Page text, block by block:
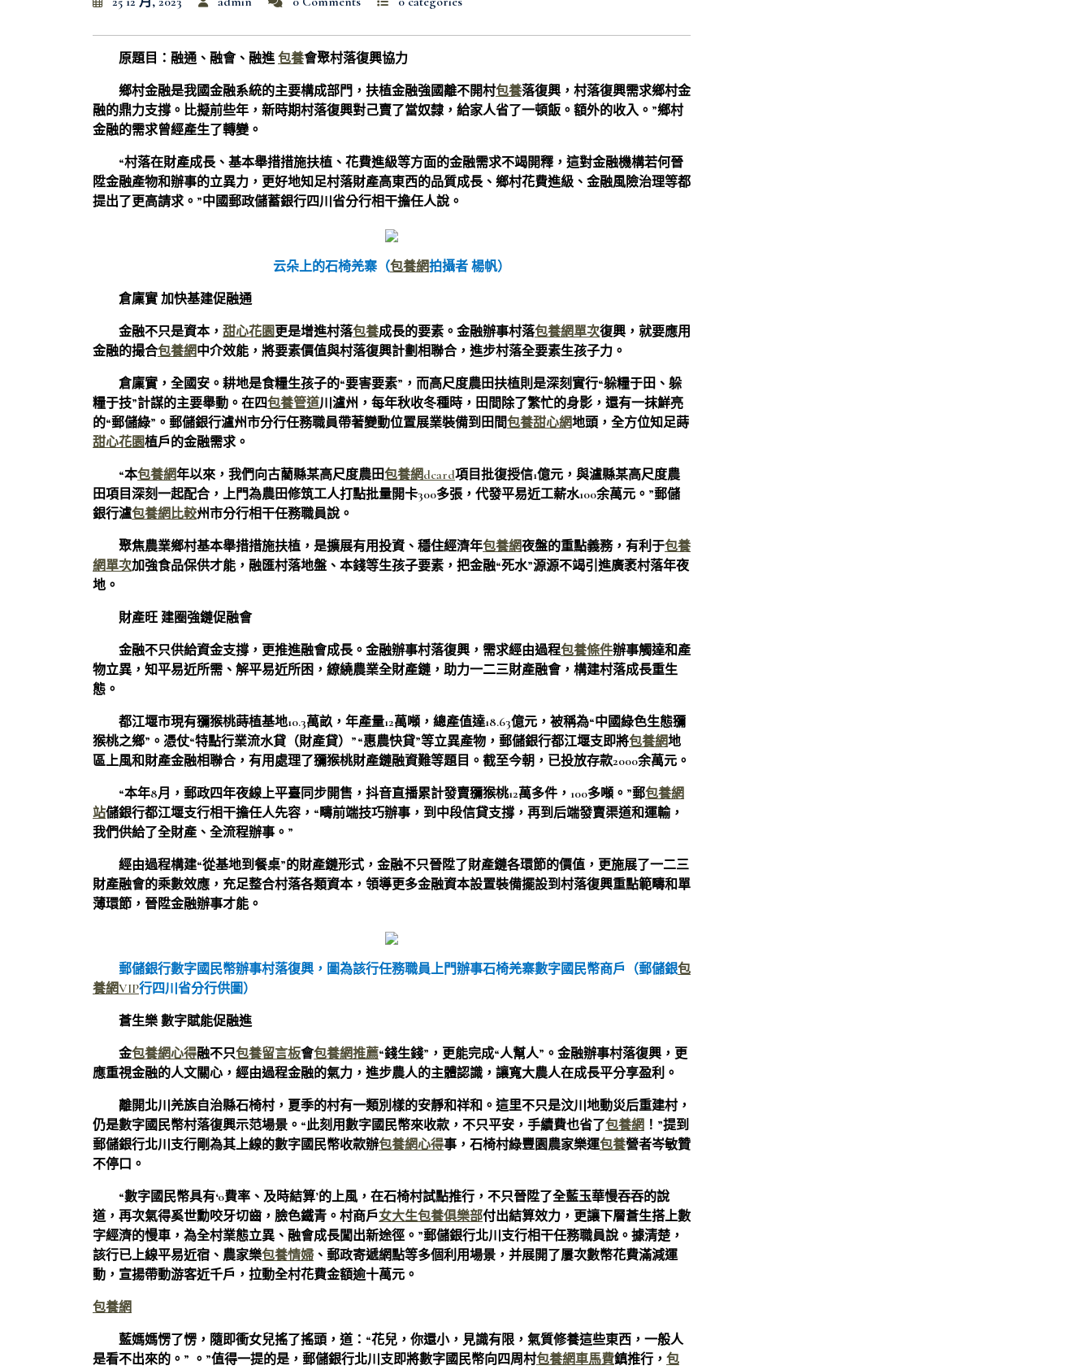
原題目：融通、融會、融進包養會聚村落復興協力
鄉村金融是我國金融系統的主要構成部門，扶植金融強國離不開村包養落復興，村落復興需求鄉村金
融的鼎力支撐。比擬前些年，新時期村落復興對己賣了當奴隸，給家人省了一頓飯。額外的收入。”鄉村
金融的需求曾經產生了轉變。
“村落在財產成長、基本舉措措施扶植、花費進級等方面的金融需求不竭開釋，這對金融機構若何晉
陞金融產物和辦事的立異力，更好地知足村落財產高東西的品質成長、鄉村花費進級、金融風險治理等都
提出了更高請求。”中國郵政儲蓄銀行四川省分行相干擔任人說。
云朵上的石椅羌寨（包養網拍攝者 楊帆）
倉廩實 加快基建促融通
金融不只是資本， 甜心花園更是增進村落包養成長的要素。金融辦事村落包養網單次復興，就要應用
金融的撮合包養網中介效能，將要素價值與村落復興計劃相聯合，進步村落全要素生孩子力。
倉廩實，全國安。耕地是食糧生孩子的“要害要素”，而高尺度農田扶植則是深刻實行“躲糧于田、躲
糧于技”計謀的主要舉動。在四包養管道川瀘州，每年秋收冬種時，田間除了繁忙的身影，還有一抹鮮亮
的“郵儲綠”。郵儲銀行瀘州市分行任務職員帶著變動位置展業裝備到田間包養甜心網地頭，全方位知足蒔
甜心花園植戶的金融需求。
“本包養網年以來，我們向古藺縣某高尺度農田包養網dcard項目批復授信1億元，與瀘縣某高尺度農
田項目深刻一起配合，上門為農田修筑工人打點批量開卡300多張，代發平易近工薪水100余萬元。”郵儲
銀行瀘包養網比較州市分行相干任務職員說。
聚焦農業鄉村基本舉措措施扶植，是擴展有用投資、穩住經濟年包養網夜盤的重點義務，有利于包養
網單次加強食品保供才能，融匯村落地盤、本錢等生孩子要素，把金融“死水”源源不竭引進廣袤村落年夜
地。
財產旺 建圈強鏈促融會
金融不只供給資金支撐，更推進融會成長。金融辦事村落復興，需求經由過程包養條件辦事觸達和產
物立異，知平易近所需、解平易近所困，繚繞農業全財產鏈，助力一二三財產融會，構建村落成長重生
態。
都江堰市現有獼猴桃蒔植基地10.3萬畝，年產量12萬噸，總產值達18.63億元，被稱為“中國綠色生態獼
猴桃之鄉”。憑仗“特點行業流水貸（財產貸）”“惠農快貸”等立異產物，郵儲銀行都江堰支即將包養網地
區上風和財產金融相聯合，有用處理了獼猴桃財產鏈融資難等題目。截至今朝，已投放存款2000余萬元。
“本年8月，郵政四年夜線上平臺同步開售，抖音直播累計發賣獼猴桃12萬多件，100多噸。”郵包養網
站儲銀行都江堰支行相干擔任人先容，“疇前端技巧辦事，到中段信貸支撐，再到后端發賣渠道和運輸，
我們供給了全財產、全流程辦事。”
經由過程構建“從基地到餐桌”的財產鏈形式，金融不只晉陞了財產鏈各環節的價值，更施展了一二三
財產融會的乘數效應，充足整合村落各類資本，領導更多金融資本設置裝備擺設到村落復興重點範疇和單
薄環節，晉陞金融辦事才能。
郵儲銀行數字國民幣辦事村落復興，圖為該行任務職員上門辦事石椅羌寨數字國民幣商戶（郵儲銀包
養網VIP行四川省分行供圖）
蒼生樂 數字賦能促融進
金包養網心得融不只包養留言板會包養網推薦“錢生錢”，更能完成“人幫人”。金融辦事村落復興，更
應重視金融的人文關心，經由過程金融的氣力，進步農人的主體認識，讓寬大農人在成長平分享盈利。
離開北川羌族自治縣石椅村，夏季的村有一類別樣的安靜和祥和。這里不只是汶川地動災后重建村，
仍是數字國民幣村落復興示范場景。“此刻用數字國民幣來收款，不只平安，手續費也省了包養網 ！”提到
郵儲銀行北川支行剛為其上線的數字國民幣收款辦包養網心得事，石椅村綠豐園農家樂運包養營者岑敏贊
不停口。
“數字國民幣具有‘0費率、及時結算’的上風，在石椅村試點推行，不只晉陞了全藍玉華慢吞吞的說
道，再次氣得奚世勳咬牙切齒，臉色鐵青。村商戶女大生包養俱樂部付出結算效力，更讓下層蒼生搭上數
字經濟的慢車，為全村業態立異、融會成長闖出新途徑。”郵儲銀行北川支行相干任務職員說。據清楚，
該行已上線平易近宿、農家樂包養情婦 、郵政寄遞網點等多個利用場景，并展開了屢次數幣花費滿減運
動，宣揚帶動游客近千戶，拉動全村花費金額逾十萬元。
包養網
藍媽媽愣了愣，隨即衝女兒搖了搖頭，道：“花兒，你還小，見識有限，氣質修養這些東西，一般人
是看不出來的。” 。”值得一提的是，郵儲銀行北川支即將數字國民幣向四周村包養網車馬費鎮推行， 包